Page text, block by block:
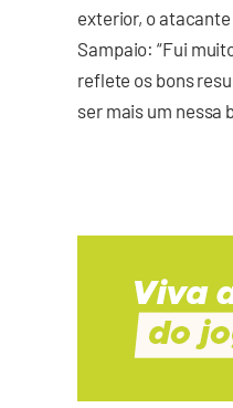
exterior, o
Sampaio: “Fui
reflete os bons
ser mais um nessa